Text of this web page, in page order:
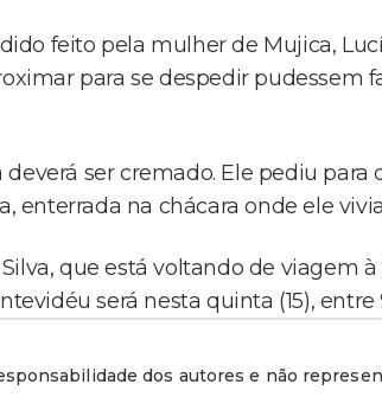
feito pela mulher de Mujica,
para se despedir pudessem
ser cremado. Ele pediu para
enterrada na chácara onde ele
que está voltando de viagem
será nesta quinta (15), entre
dos autores e não